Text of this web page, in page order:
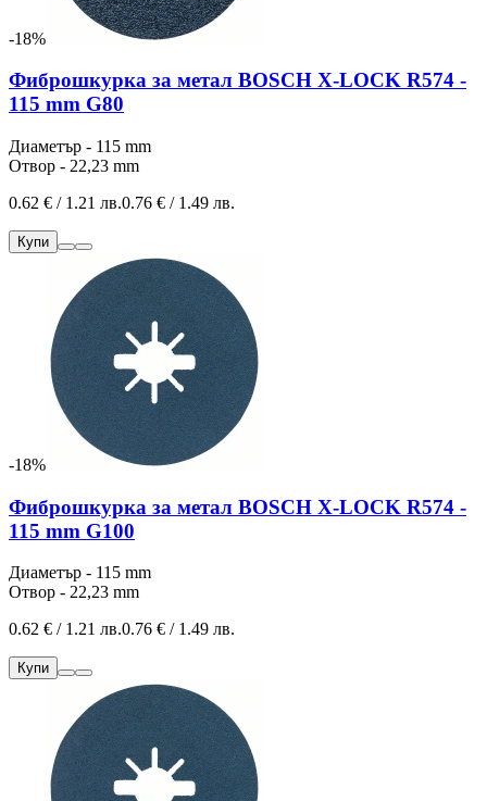
-18%
Фиброшкурка за метал BOSCH X-LOCK R574 -
115 mm G80
Диаметър - 115 mm
Отвор - 22,23 mm
0.62 € / 1.21 лв.0.76 € / 1.49 лв.
Купи
-18%
Фиброшкурка за метал BOSCH X-LOCK R574 -
115 mm G100
Диаметър - 115 mm
Отвор - 22,23 mm
0.62 € / 1.21 лв.0.76 € / 1.49 лв.
Купи